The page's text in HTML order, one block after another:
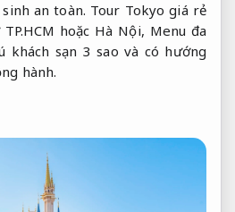
an toàn. Tour Tokyo giá rẻ
hoặc Hà Nội, Menu đa
khách sạn 3 sao và có hướng
hành.